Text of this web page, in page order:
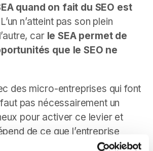
quand on fait du SEO est
n’atteint pas son plein
car le SEA permet de
que le SEO ne
des micro-entreprises qui font
pas nécessairement un
pour activer ce levier et
de ce que l’entreprise
d’acquisition, le profil de sa